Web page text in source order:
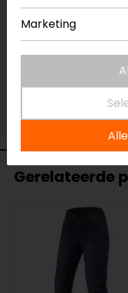
Vestiging Capelle a/d
Vestiging Eindhoven
Gerelateerde
Marketing